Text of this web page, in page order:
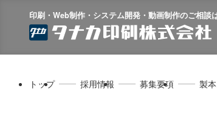
印刷・Web制作・システム開発・動画制作のご相談
トップ 採用情報 募集要項 製